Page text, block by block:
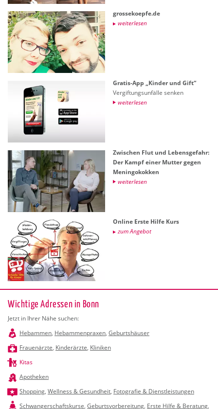
gross­e­ko­ep­fe.de
wei­ter­le­sen
Gra­tis-App „Kin­der und Gift“
Ver­gif­tungs­un­fäl­le sen­ken
wei­ter­le­sen
Zwi­schen Flut und Le­bens­ge­fahr:
Der Kampf einer Mut­ter gegen
Me­nin­go­kok­ken
wei­ter­le­sen
On­line Erste Hilfe Kurs
zum An­ge­bot
Wichtige Adressen in Bonn
Jetzt in Ihrer Nähe suchen:
Hebammen, Hebammenpraxen, Geburtshäuser
Frauenärzte, Kinderärzte, Kliniken
Kitas
Apotheken
Shopping, Wellness & Gesundheit, Fotografie & Dienstleistungen
Schwangerschaftskurse, Geburtsvorbereitung, Erste Hilfe & Beratung,